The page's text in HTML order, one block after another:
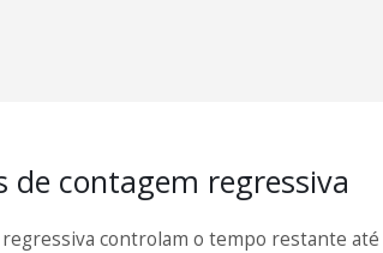
de contagem regressiva
controlam o tempo restante até